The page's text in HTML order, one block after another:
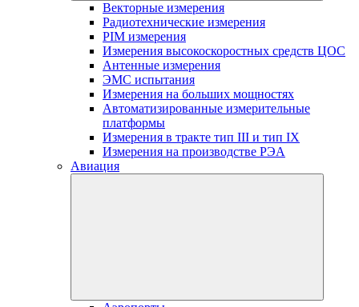
Векторные измерения
Радиотехнические измерения
PIM измерения
Измерения высокоскоростных средств ЦОС
Антенные измерения
ЭМС испытания
Измерения на больших мощностях
Автоматизированные измерительные
платформы
Измерения в тракте тип III и тип IX
Измерения на производстве РЭА
Авиация